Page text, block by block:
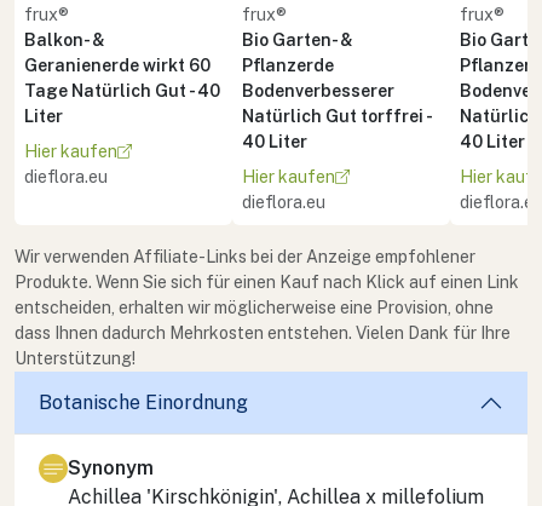
frux®
Balkon- &
Geranienerde wirkt 60
Tage Natürlich Gut - 40
Liter
Hier kaufen
dieflora.eu
frux®
Bio Garten- &
Pflanzerde
Bodenverbesserer
Natürlich Gut torffrei -
40 Liter
Hier kaufen
dieflora.eu
frux®
Bio
40 Liter
Hier
dieflora.eu
Wir verwenden Affiliate-Links bei der Anzeige empfohlener
Produkte. Wenn Sie sich für einen Kauf nach Klick auf einen Link
entscheiden, erhalten wir möglicherweise eine Provision, ohne
dass Ihnen dadurch Mehrkosten entstehen. Vielen Dank für Ihre
Unterstützung!
Botanische Einordnung
Synonym
Achillea 'Kirschkönigin', Achillea x millefolium